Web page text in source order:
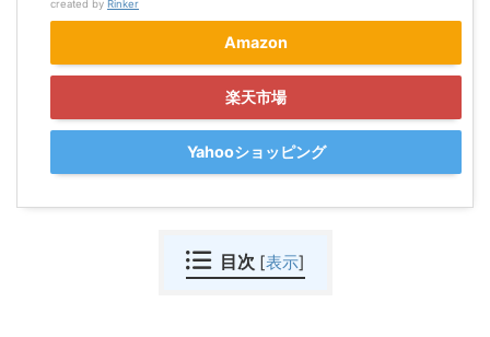
created by Rinker
Amazon
楽天市場
Yahooショッピング
目次 [表示]